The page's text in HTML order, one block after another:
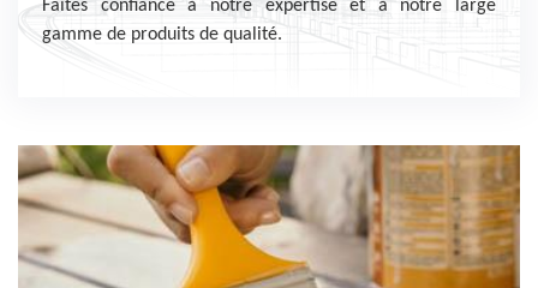
Faites confiance à notre expertise et à notre large
gamme de produits de qualité.